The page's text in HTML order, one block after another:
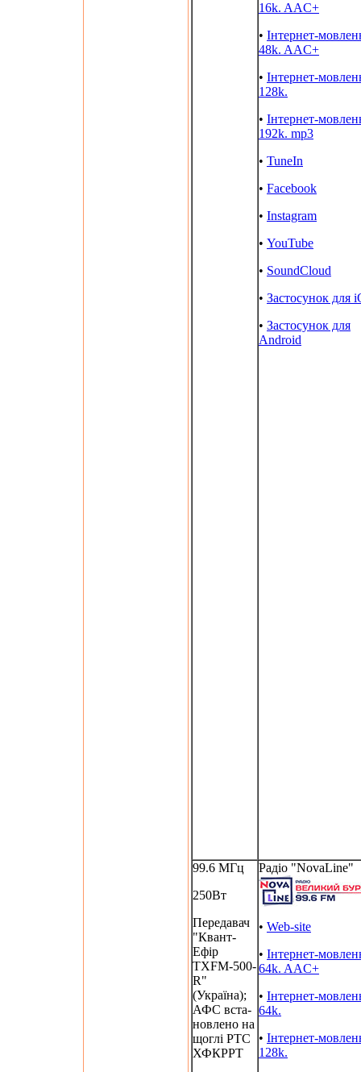
16k. AAC+
• Інтернет-
48k. AAC+
• Інтернет-
128k.
• Інтернет-
192k. mp3
• TuneIn
• Facebook
• Instagram
• YouTube
• SoundCloud
• Застосунок для
• Застосунок для
Android
99.6 МГц
250Вт
Передавач
"Квант-
Ефір
TXFM-500-
R"
(Україна);
АФС вста-
новлено на
щоглі РТС
ХФКРРТ
Радіо "NovaLine"
• Web-site
• Інтернет-
64k. AAC+
• Інтернет-
64k.
• Інтернет-
128k.